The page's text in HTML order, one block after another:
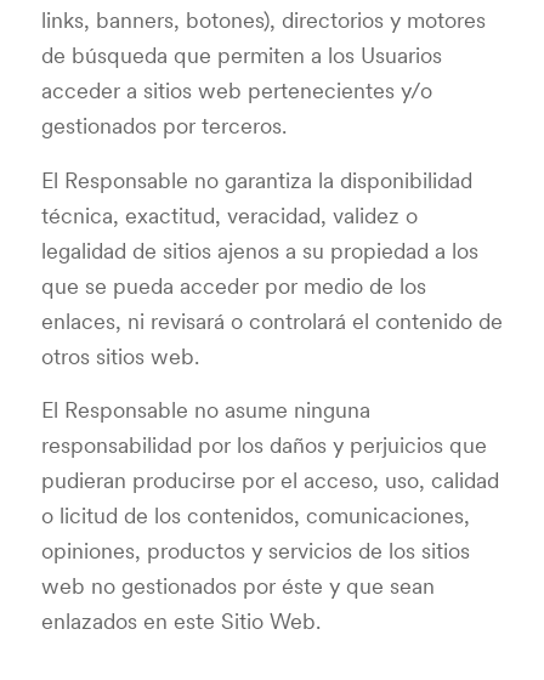
links, banners, botones), directorios y motores
de búsqueda que permiten a los Usuarios
acceder a sitios web pertenecientes y/o
gestionados por terceros.
El Responsable no garantiza la disponibilidad
técnica, exactitud, veracidad, validez o
legalidad de sitios ajenos a su propiedad a los
que se pueda acceder por medio de los
enlaces, ni revisará o controlará el contenido de
otros sitios web.
El Responsable no asume ninguna
responsabilidad por los daños y perjuicios que
pudieran producirse por el acceso, uso, calidad
o licitud de los contenidos, comunicaciones,
opiniones, productos y servicios de los sitios
web no gestionados por éste y que sean
enlazados en este Sitio Web.